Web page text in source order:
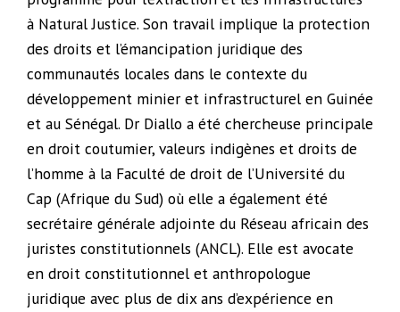
à Natural Justice. Son travail implique la protection
des droits et l’émancipation juridique des
communautés locales dans le contexte du
développement minier et infrastructurel en Guinée
et au Sénégal. Dr Diallo a été chercheuse principale
en droit coutumier, valeurs indigènes et droits de
l’homme à la Faculté de droit de l’Université du
Cap (Afrique du Sud) où elle a également été
secrétaire générale adjointe du Réseau africain des
juristes constitutionnels (ANCL). Elle est avocate
en droit constitutionnel et anthropologue
juridique avec plus de dix ans d’expérience en